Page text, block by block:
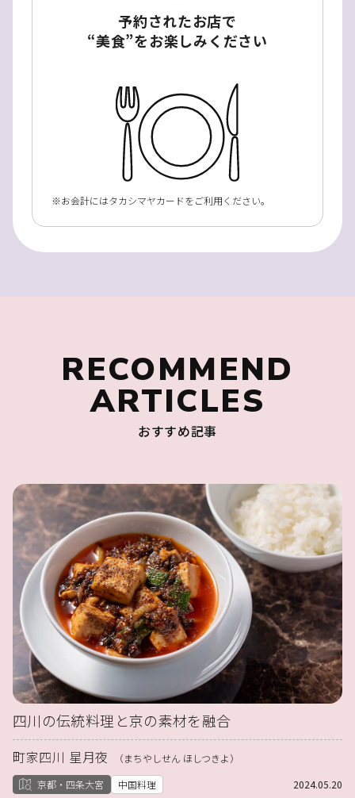
予約されたお店で
“美食”をお楽しみください
お会計にはタカシマヤカードをご利用ください。
RECOMMEND
ARTICLES
おすすめ記事
四川の伝統料理と京の素材を融合
町家四川 星月夜
（まちやしせん ほしつきよ）
京都・四条大宮
中国料理 2024.05.20